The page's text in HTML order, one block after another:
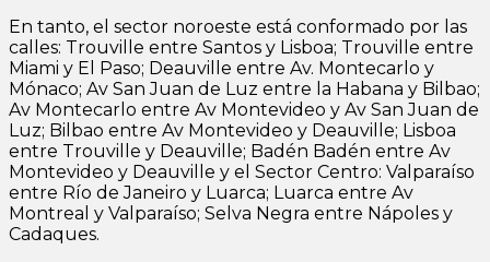
En tanto, el sector noroeste está conformado por las
calles: Trouville entre Santos y Lisboa; Trouville entre
Miami y El Paso; Deauville entre Av. Montecarlo y
Mónaco; Av San Juan de Luz entre la Habana y Bilbao;
Av Montecarlo entre Av Montevideo y Av San Juan de
Luz; Bilbao entre Av Montevideo y Deauville; Lisboa
entre Trouville y Deauville; Badén Badén entre Av
Montevideo y Deauville y el Sector Centro: Valparaíso
entre Río de Janeiro y Luarca; Luarca entre Av
Montreal y Valparaíso; Selva Negra entre Nápoles y
Cadaques.